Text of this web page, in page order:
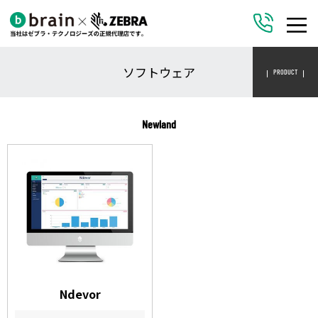
ソフトウェア PRODUCT
Newland
Ndevor